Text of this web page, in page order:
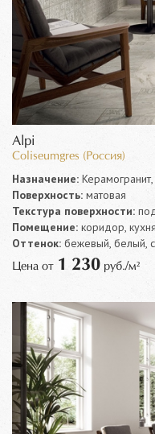
Alpi
Coliseumgres (Россия)
Назначение:
Поверхность: матовая
Текстура поверхности:
Помещение: коридор,
Оттенок: бежевый, белый,
Цена от 1 230 руб./м²